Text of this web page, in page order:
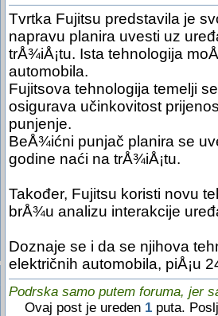
Tvrtka Fujitsu predstavila je
napravu planira uvesti uz
trÅ¾iÅ¡tu. Ista tehnologija
automobila.
Fujitsova tehnologija temelji
osigurava učinkovitost
punjenje.
BeÅ¾ićni punjač planira se
godine naći na trÅ¾iÅ¡tu.
Također, Fujitsu koristi novu
brÅ¾u analizu interakcije
Doznaje se i da se njihova
električnih automobila, piÅ¡u
Podrska samo putem foruma, jer
Ovaj post je ureden 1puta.